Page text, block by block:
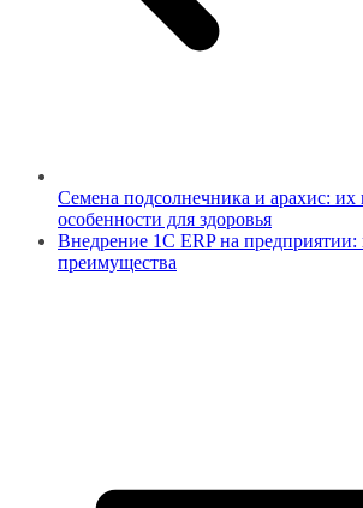
Семена подсолнечника и арахис: их
особенности для здоровья
Внедрение 1С ERP на
преимущества